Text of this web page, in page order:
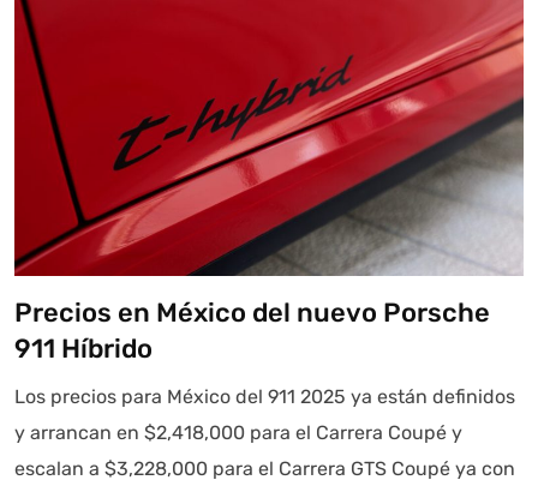
Precios en México del nuevo Porsche
911 Híbrido
Los precios para México del 911 2025 ya están definidos
y arrancan en $2,418,000 para el Carrera Coupé y
escalan a $3,228,000 para el Carrera GTS Coupé ya con